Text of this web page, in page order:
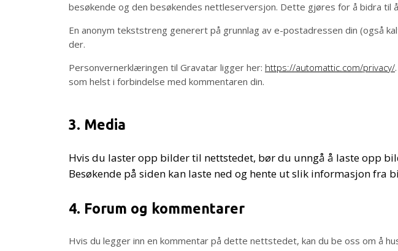
besøkende og den besøkendes nettleserversjon. Dette gjøres for å bidra til
En anonym tekststreng generert på grunnlag av e-postadressen din (også
der.
Personvernerklæringen til Gravatar ligger her: https://automattic.com/privacy/
som helst i forbindelse med kommentaren din.
3. Media
Hvis du laster opp bilder til nettstedet, bør du unngå å laste opp
Besøkende på siden kan laste ned og hente ut slik informasjon fra
4. Forum og kommentarer
Hvis du legger inn en kommentar på dette nettstedet, kan du be oss om å